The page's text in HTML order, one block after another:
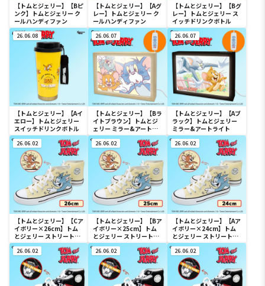
【トムとジェリー】【Bピ
ンク】トムとジェリー ク
ールハンディファン
【トムとジェリー】【Aグ
レー】トムとジェリー ク
ールハンディファン
【トムとジェリー】【Bグ
レー】トムとジェリー ス
イッチドリンクボトル
26.06.08
【トムとジェリー】【Aイ
エロー】トムとジェリー
スイッチドリンクボトル
26.06.07
【トムとジェリー】【Bラ
イトブラウン】トムとジ
ェリー ミラー&アートラ
イト
26.06.07
【トムとジェリー】【Aブ
ラック】トムとジェリー
ミラー&アートライト
26.06.02
【トムとジェリー】【Cア
イボリー×26cm】トム
とジェリー ストリートス
ニーカー HI
26.06.02
【トムとジェリー】【Bア
イボリー×25cm】トム
とジェリー ストリートス
ニーカー HI
26.06.02
【トムとジェリー】【Aア
イボリー×24cm】トム
とジェリー ストリートス
ニーカー HI
26.06.02 26.06.02 26.06.02